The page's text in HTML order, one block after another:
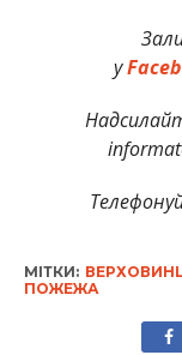
у
МІТКИ:
ПОЖЕЖА